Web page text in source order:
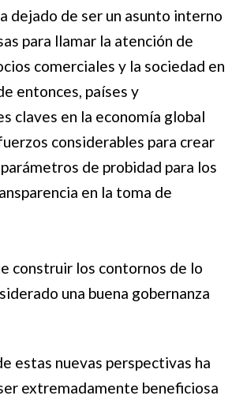
dejado de ser un asunto interno
para llamar la atención de
comerciales y la sociedad en
entonces, países y
claves en la economía global
considerables para crear
de probidad para los
en la toma de
construir los contornos de lo
una buena gobernanza
estas nuevas perspectivas ha
extremadamente beneficiosa